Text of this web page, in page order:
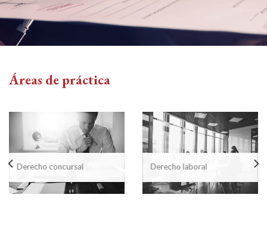
Áreas de práctica
Derecho concursal Derecho laboral